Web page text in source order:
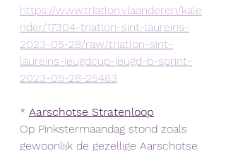
https://www.triatlon.vlaanderen/kale
nder/17304-triatlon-sint-laureins-
2023-05-28/raw/triatlon-sint-
laureins-jeugdcup-jeugd-b-sprint-
2023-05-28-25483
* Aarschotse Stratenloop
Op Pinkstermaandag stond zoals
gewoonlijk de gezellige Aarschotse